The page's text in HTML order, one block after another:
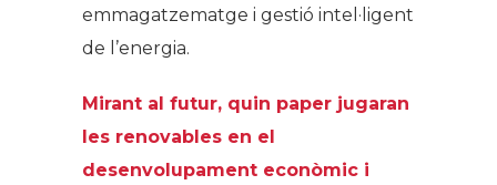
emmagatzematge i gestió intel·ligent
de l’energia.
Mirant al futur, quin paper jugaran
les renovables en el
desenvolupament econòmic i